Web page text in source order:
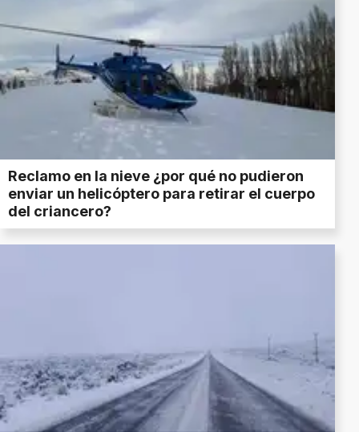
Reclamo en la nieve ¿por qué no pudieron
enviar un helicóptero para retirar el cuerpo
del criancero?